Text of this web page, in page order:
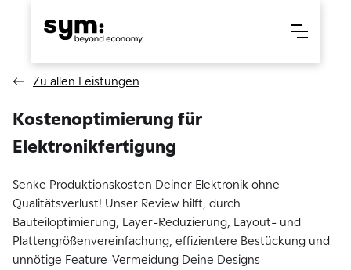
Zu allen Leistungen
Kostenoptimierung für
Elektronikfertigung
Senke Produktionskosten Deiner Elektronik ohne
Qualitätsverlust! Unser Review hilft, durch
Bauteiloptimierung, Layer-Reduzierung, Layout- und
Plattengrößenvereinfachung, effizientere Bestückung und
unnötige Feature-Vermeidung Deine Designs